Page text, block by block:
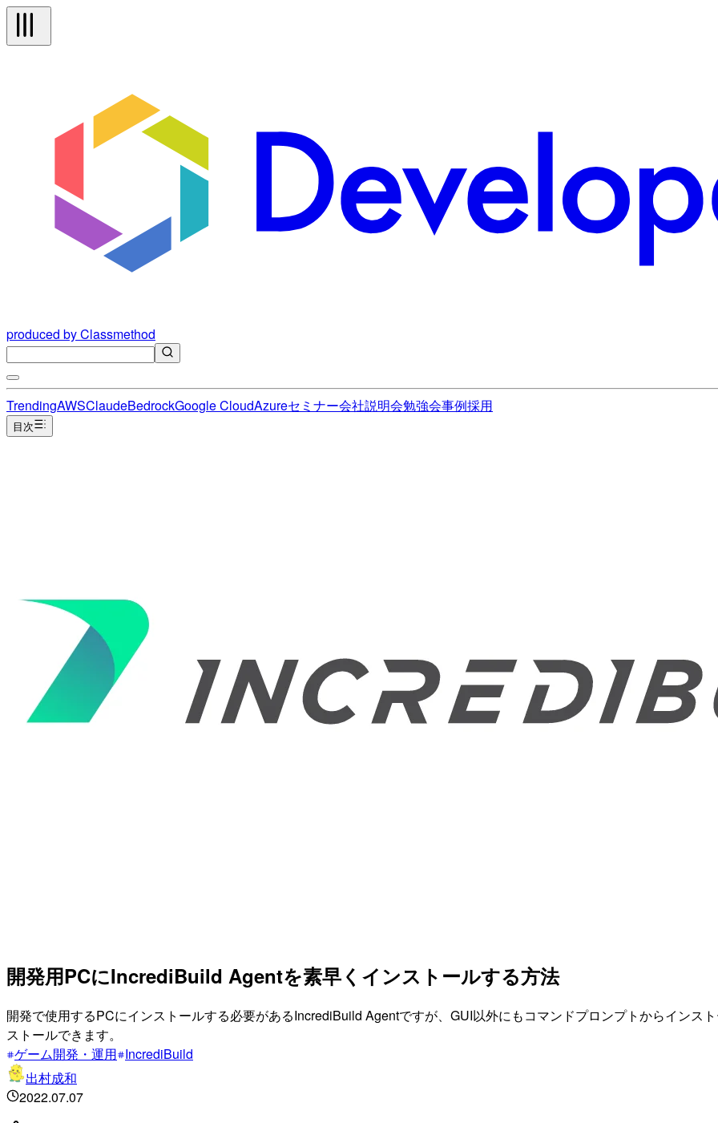
produced by Classmethod
TrendingAWSClaudeBedrockGoogle CloudAzureセミナー会社説明会勉強会事例採用
目次
開発用PCにIncrediBuild Agentを素早くインストールする方法
開発で使用するPCにインストールする必要があるIncrediBuild Agentですが、GUI以外にもコマンドプロンプトからインス
ストールできます。
ゲーム開発・運用 IncrediBuild
出村成和
2022.07.07